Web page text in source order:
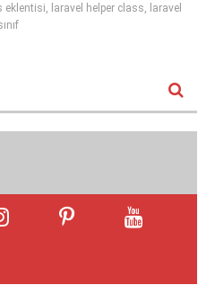
eklentisi laravel helper class
laravel